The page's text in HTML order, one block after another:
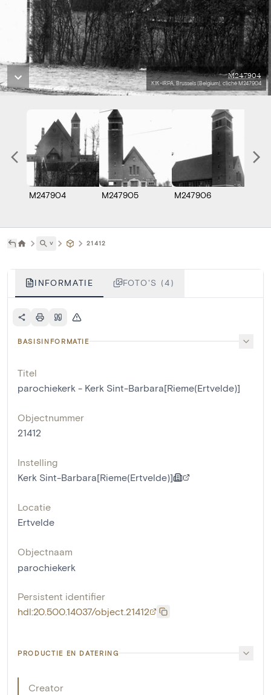
M247904
KIK-IRPA, Brussels (Belgium), cliché M247904
M247904 M247905 M247906
˅ 21412
INFORMATIE FOTO'S (4)
BASISINFORMATIE
Titel
parochiekerk - Kerk Sint-Barbara[Rieme(Ertvelde)]
Objectnummer
21412
Instelling
Kerk Sint-Barbara[Rieme(Ertvelde)]
Locatie
Ertvelde
Objectnaam
parochiekerk
Persistent identifier
hdl:20.500.14037/object.21412
PRODUCTIE EN DATERING
Creator